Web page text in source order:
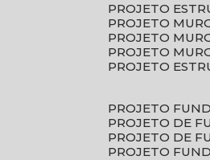
PROJETO
PROJETO
PROJETO
PROJETO
PROJETO
PROJETO
PROJETO DE
PROJETO DE
PROJETO